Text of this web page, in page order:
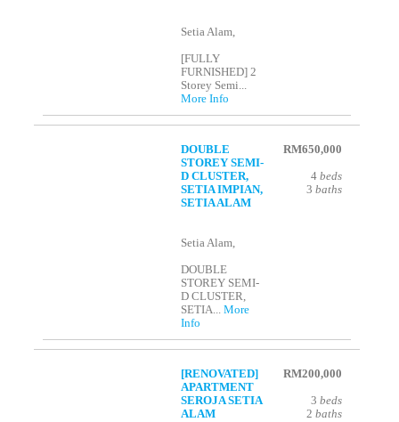
Setia Alam,
[FULLY
FURNISHED] 2
Storey Semi...
More Info
DOUBLE
STOREY SEMI-
D CLUSTER,
SETIA IMPIAN,
SETIA ALAM
Setia Alam,
DOUBLE
STOREY SEMI-
D CLUSTER,
SETIA...More
Info
RM650,000
4 beds
3 baths
[RENOVATED]
APARTMENT
SEROJA SETIA
ALAM
RM200,000
3 beds
2 baths